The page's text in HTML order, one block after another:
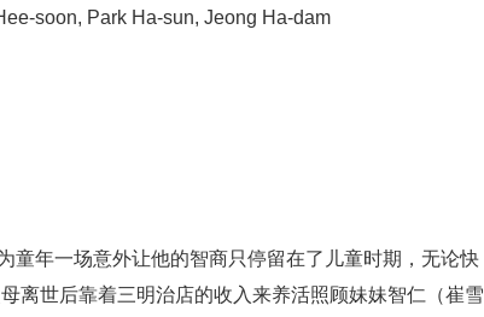
soon, Park Ha-sun, Jeong Ha-dam
童年一场意外让他的智商只停留在了儿童时期，无论快
离世后靠着三明治店的收入来养活照顾妹妹智仁（崔雪